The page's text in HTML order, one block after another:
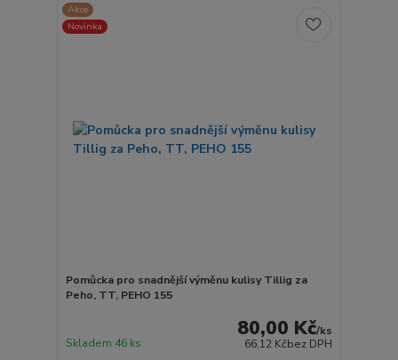
Akce
Novinka
Pomůcka pro snadnější výměnu kulisy Tillig za
Peho, TT, PEHO 155
80,00 Kč/ks
66,12 Kčbez DPH
Skladem 46 ks